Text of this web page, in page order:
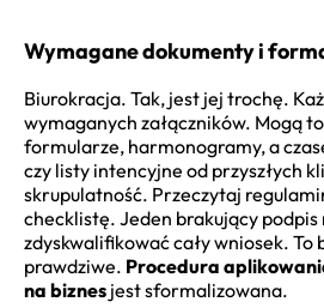
Wymagane dokumenty i
Biurokracja. Tak, jest jej trochę.
wymaganych załączników. Mogą
formularze, harmonogramy, a
czy listy intencyjne od przyszłych
skrupulatność. Przeczytaj
checklistę. Jeden brakujący podpis
zdyskwalifikować cały wniosek. To
prawdziwe. Procedura
na biznes jest sformalizowana.